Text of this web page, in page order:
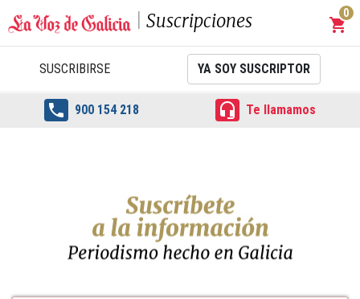
Suscripciones shopping_cart
0
SUSCRIBIRSE YA SOY SUSCRIPTOR
 900 154 218  Te llamamos